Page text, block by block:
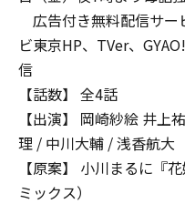
広告付き無料配信サー
ビ東京HP、TVer、
信
【話数】 全4話
【出演】 岡崎紗絵 井上
理 / 中川大輔 / 浅香航大
【原案】 小川まるに『
ミックス）